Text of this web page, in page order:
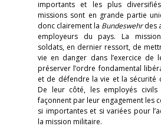
importants et les plus diversifiés
missions sont en grande partie
donc clairement la Bundeswehrdes
employeurs du pays. La
soldats, en dernier ressort, de
vie en danger dans l’exercice de
préserver l’ordre fondamental
et de défendre la vie et la sécurité
De leur côté, les employés
façonnent par leur engagement les
si importantes et si variées pour
la mission militaire.